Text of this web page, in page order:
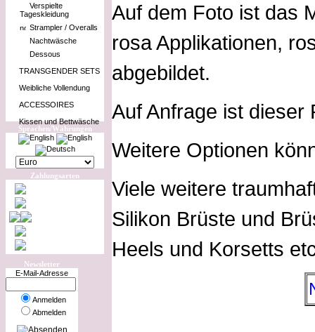
Verspielte
Tageskleidung
Strampler / Overalls
Nachtwäsche
Dessous
TRANSGENDER SETS
Weibliche Vollendung
ACCESSOIRES
Kissen und Bettwäsche
Sprachen/Währungen
Zahlungsarten
Newsletter
E-Mail-Adresse
Anmelden
Abmelden
Auf dem Foto ist das
rosa Applikationen,
abgebildet.
Auf Anfrage ist dieser
Weitere Optionen
Viele weitere
Silikon Brüste und
Heels und Korsetts